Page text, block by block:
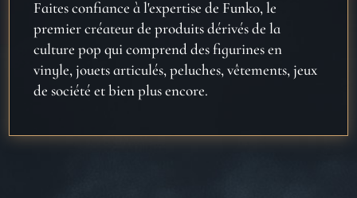
Faites confiance à l'expertise de Funko, le
premier créateur de produits dérivés de la
culture pop qui comprend des figurines en
vinyle, jouets articulés, peluches, vêtements, jeux
de société et bien plus encore.